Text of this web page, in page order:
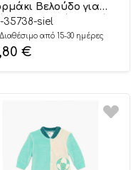
Βελούδο για
Ελεφαντάκια Σιέλ
Μανίκι,
80%,
20% – Pretty
siel
Διαθέσιμο από 15-30 ημέρες
€